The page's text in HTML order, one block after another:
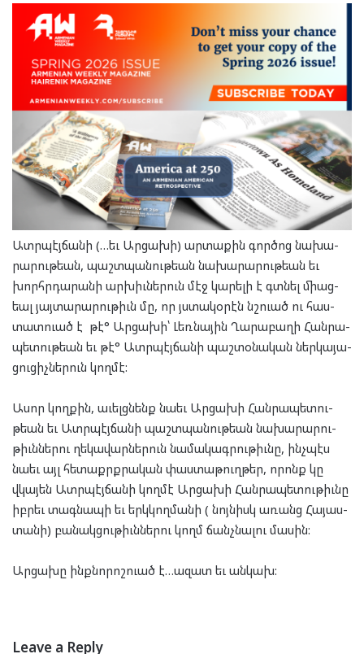
Ատր­պէյ­ճա­նի (…եւ Ար­ցա­խի) ար­տա­քին գոր­ծոց նա­խա­
րա­րու­թեան, պաշտ­պա­նու­թեան նա­խա­րա­րու­թեան եւ
խորհր­դա­րա­նի ար­խիւ­նե­րուն մէջ կա­րե­լի է գտնել մի­աց­
եալ յայ­տա­րա­րու­թիւն մը, որ յստա­կօ­րէն նշուած ու հաս­
տատ­ուած է թէ° Ար­ցա­խի՝ Լեռ­նա­յին Ղա­րա­բա­ղի Հան­րա­
պե­տու­թեան եւ թէ° Ատր­պէյ­ճա­նի պաշ­տօ­նա­կան ներ­կա­յա­
ցու­ցիչ­նե­րուն կող­մէ:
Ասոր կող­քին, աւելց­նենք նա­եւ Ար­ցա­խի Հան­րա­պե­տու­
թեան եւ Ատր­պէյ­ճա­նի պաշտ­պա­նու­թեան նա­խա­րա­րու­
թիւն­նե­րու ղե­կա­վար­նե­րուն նա­մա­կագ­րու­թիւնը, ինչ­պէս
նա­եւ այլ հե­տաքրք­րա­կան փաս­տա­թուղ­թեր, որոնք կը
վկա­յեն Ատր­պէյ­ճա­նի կող­մէ Ար­ցա­խի Հան­րա­պե­տու­թիւնը
իբ­րեւ տագ­նա­պի եւ երկ­կող­մա­նի ( նոյ­նիսկ առանց Հա­յաս­
տա­նի) բա­նակ­ցու­թիւն­նե­րու կողմ ճանչ­նա­լու մա­սին:
Ար­ցա­խը ինք­նո­րոշ­ուած է…ազատ եւ ան­կախ:
Leave a Reply